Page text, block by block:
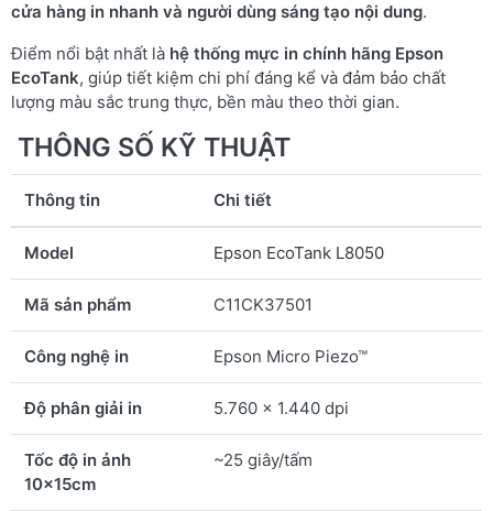
cửa hàng in nhanh và người dùng sáng tạo nội dung.
Điểm nổi bật nhất là hệ thống mực in chính hãng Epson
EcoTank, giúp tiết kiệm chi phí đáng kể và đảm bảo chất
lượng màu sắc trung thực, bền màu theo thời gian.
THÔNG SỐ KỸ THUẬT
Thông tin Chi tiết
Model Epson EcoTank L8050
Mã sản phẩm C11CK37501
Công nghệ in Epson Micro Piezo™
Độ phân giải in 5.760 x 1.440 dpi
Tốc độ in ảnh
10x15cm
~25 giây/tấm